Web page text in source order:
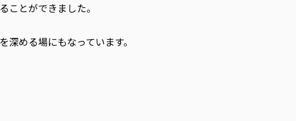
ことができました。
める場にもなっています。